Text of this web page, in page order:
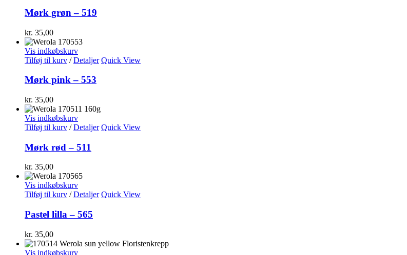
Mørk grøn – 519
kr. 35,00
Vis indkøbskurv
Tilføj til kurv / Detaljer Quick View
Mørk pink – 553
kr. 35,00
Vis indkøbskurv
Tilføj til kurv / Detaljer Quick View
Mørk rød – 511
kr. 35,00
Vis indkøbskurv
Tilføj til kurv / Detaljer Quick View
Pastel lilla – 565
kr. 35,00
Vis indkøbskurv